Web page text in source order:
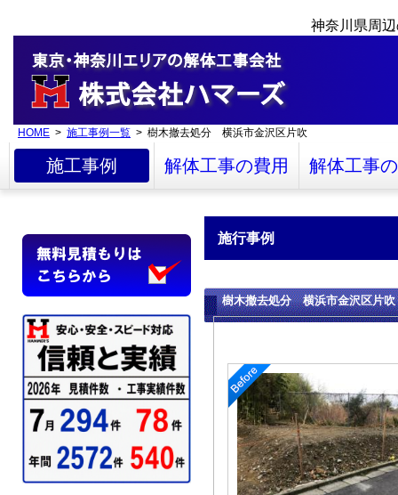
神奈川県周
HOME > 施工事例一覧 > 樹木撤去処分 横浜市金沢区片吹
施工事例 解体工事の費用 解体工事
施行事例
樹木撤去処分 横浜市金沢区片吹